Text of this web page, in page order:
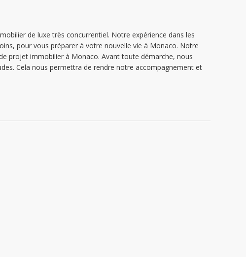
de luxe très concurrentiel. Notre expérience dans les
pour vous préparer à votre nouvelle vie à Monaco. Notre
projet immobilier à Monaco. Avant toute démarche, nous
Cela nous permettra de rendre notre accompagnement et